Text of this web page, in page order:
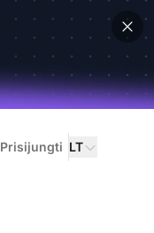
Prisijungti LT